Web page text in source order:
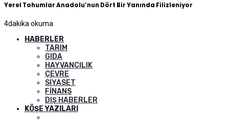
Yerel Tohumlar Anadolu’nun Dört Bir Yanında Filizleniyor
4dakika okuma
HABERLER
TARIM
GIDA
HAYVANCILIK
ÇEVRE
SIYASET
FINANS
DIŞ HABERLER
KÖŞE YAZILARI